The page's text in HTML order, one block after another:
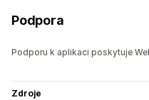
Podpora
Podporu k aplikaci poskytuje
Zdroje